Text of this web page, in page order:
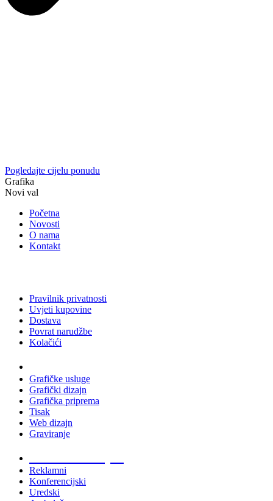
Pogledajte cijelu ponudu
Grafika
Novi val
Početna
Novosti
O nama
Kontakt
Pravilnik privatnosti
Uvjeti kupovine
Dostava
Povrat narudžbe
Kolačići
Grafičke usluge
Grafički dizajn
Grafička priprema
Tisak
Web dizajn
Graviranje
Reklamni
Konferencijski
Uredski